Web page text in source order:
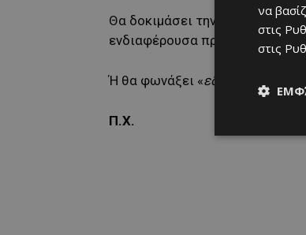
Θα δοκιμάσει την τύχη του,
ενδιαφέρουσα πρόταση ο
Ή θα φωνάξει «εδώ είμαι»
Π.Χ.
να
στις
στις